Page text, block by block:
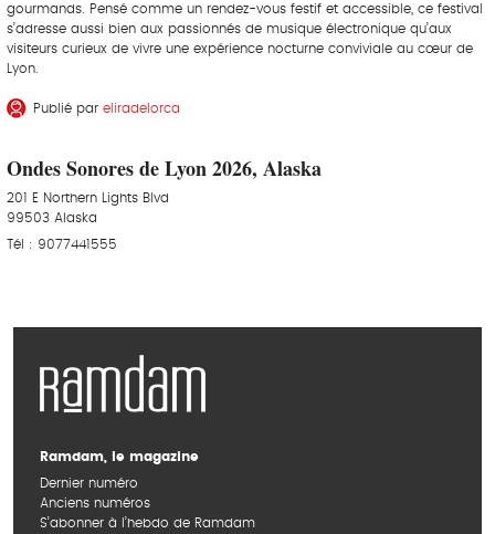
gourmands. Pensé comme un rendez-vous festif et accessible, ce festival
s’adresse aussi bien aux passionnés de musique électronique qu’aux
visiteurs curieux de vivre une expérience nocturne conviviale au cœur de
Lyon.
Publié par eliradelorca
Ondes Sonores de Lyon 2026, Alaska
201 E Northern Lights Blvd
99503 Alaska
Tél : 9077441555
Ramdam, le magazine
Dernier numéro
Anciens numéros
S’abonner à l’hebdo de Ramdam